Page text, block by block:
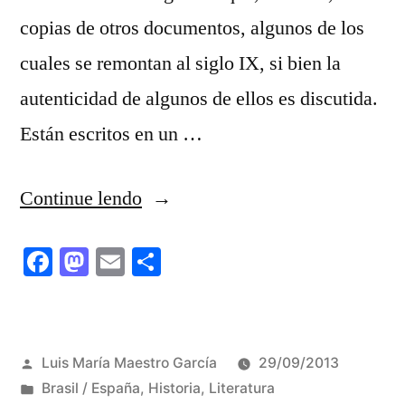
copias de otros documentos, algunos de los
cuales se remontan al siglo IX, si bien la
autenticidad de algunos de ellos es discutida.
Están escritos en un …
Continue lendo“Los
de
Facebook
Mastodon
Email
Publicado
por
Luis María Maestro García
29/09/2013
Publicado
Brasil / España, Historia, Literatura